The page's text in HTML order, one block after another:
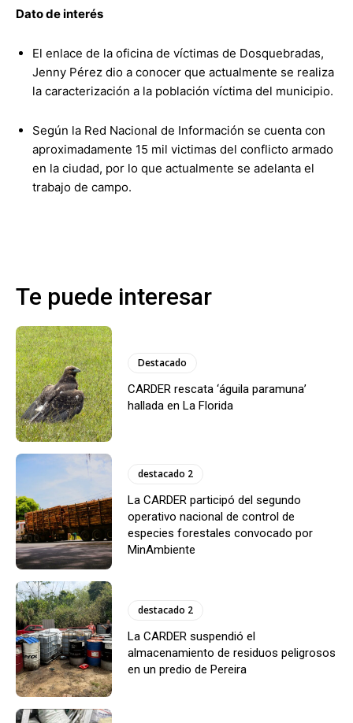
Dato de interés
El enlace de la oficina de víctimas de Dosquebradas,
Jenny Pérez dio a conocer que actualmente se realiza
la caracterización a la población víctima del municipio.
Según la Red Nacional de Información se cuenta con
aproximadamente 15 mil victimas del conflicto armado
en la ciudad, por lo que actualmente se adelanta el
trabajo de campo.
Te puede interesar
Destacado
CARDER rescata ‘águila paramuna’
hallada en La Florida
destacado 2
La CARDER participó del segundo
operativo nacional de control de
especies forestales convocado por
MinAmbiente
destacado 2
La CARDER suspendió el
almacenamiento de residuos peligrosos
en un predio de Pereira